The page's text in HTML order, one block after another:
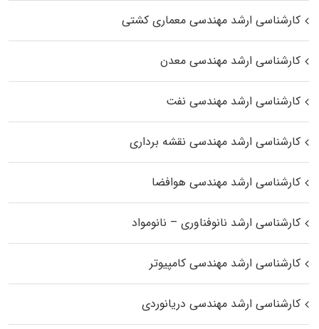
کارشناسی ارشد مهندسی معماری کشتی
کارشناسی ارشد مهندسی معدن
کارشناسی ارشد مهندسی نفت
کارشناسی ارشد مهندسی نقشه برداری
کارشناسی ارشد مهندسی هوافضا
کارشناسی ارشد نانوفناوری – نانومواد
کارشناسی ارشد مهندسی کامپیوتر
کارشناسی ارشد مهندسی دریانوردی